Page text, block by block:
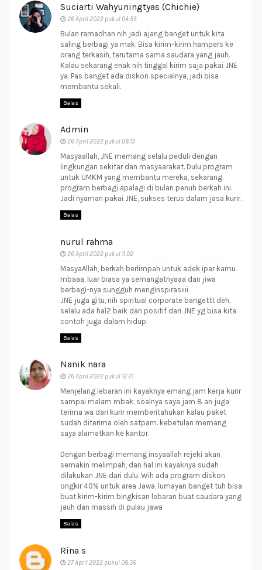
Suciarti Wahyuningtyas (Chichie)
26 April 2022 pukul 04.55
Bulan ramadhan nih jadi ajang banget untuk kita
saling berbagi ya mak. Bisa kirim-kirim hampers ke
orang terkasih, terutama sama saudara yang jauh.
Kalau sekarang enak nih tinggal kirim saja pakai JNE
ya. Pas banget ada diskon specialnya, jadi bisa
membantu sekali.
Balas
Admin
26 April 2022 pukul 08.13
Masyaallah, JNE memang selalu peduli dengan
lingkungan sekitar dan masyaarakat. Dulu program
untuk UMKM yang membantu mereka, sekarang
program berbagi apalagi di bulan penuh berkah ini.
Jadi nyaman pakai JNE, sukses terus dalam jasa kurir.
Balas
nurul rahma
26 April 2022 pukul 11.02
MasyaAllah, berkah berlimpah untuk adek ipar kamu
mbaaa, luar biasa ya semangatnyaaa dan jiwa
berbagi-nya sungguh menginspirasiiii
JNE juga gitu, nih spiritual corporate bangettt deh,
selalu ada hal2 baik dan positif dari JNE yg bisa kita
contoh juga dalam hidup.
Balas
Nanik nara
26 April 2022 pukul 12.21
Menjelang lebaran ini kayaknya emang jam kerja kurir
sampai malam mbak, soalnya saya jam 8 an juga
terima wa dari kurir memberitahukan kalau paket
sudah diterima oleh satpam. kebetulan memang
saya alamatkan ke kantor.
Dengan berbagi memang insyaallah rejeki akan
semakin melimpah, dan hal ini kayaknya sudah
dilakukan JNE dari dulu. Wih ada program diskon
ongkir 40% untuk area Jawa, lumayan banget tuh bisa
buat kirim-kirim bingkisan lebaran buat saudara yang
jauh dan massih di pulau jawa
Balas
Rina s
27 April 2022 pukul 08.36